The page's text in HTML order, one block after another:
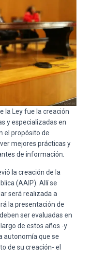
la Ley fue la creación
y especializadas en
el propósito de
mejores prácticas y
de información.
la creación de la
(AAIP). Allí se
será realizada a
la presentación de
ser evaluadas en
de estos años -y
autonomía que se
de su creación- el